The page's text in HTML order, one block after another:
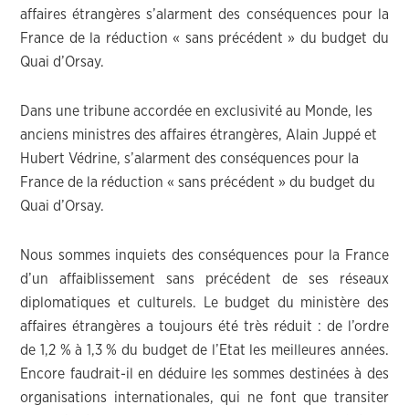
affaires étrangères s’alarment des conséquences pour la
France de la réduction « sans précédent » du budget du
Quai d’Orsay.
Dans une tribune accordée en exclusivité au Monde, les
anciens ministres des affaires étrangères, Alain Juppé et
Hubert Védrine, s’alarment des conséquences pour la
France de la réduction « sans précédent » du budget du
Quai d’Orsay.
Nous sommes inquiets des conséquences pour la France
d’un affaiblissement sans précédent de ses réseaux
diplomatiques et culturels. Le budget du ministère des
affaires étrangères a toujours été très réduit : de l’ordre
de 1,2 % à 1,3 % du budget de l’Etat les meilleures années.
Encore faudrait-il en déduire les sommes destinées à des
organisations internationales, qui ne font que transiter